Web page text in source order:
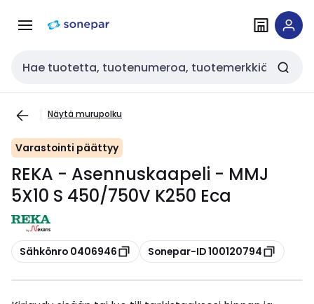
navigointiinsisältöön
Haku
Näytä murupolku
Varastointi päättyy
REKA - Asennuskaapeli - MMJ
5X10 S 450/750V K250 Eca
Kopioi
Sähkönro 0406946 Kopioi
Sonepar-ID 100120794